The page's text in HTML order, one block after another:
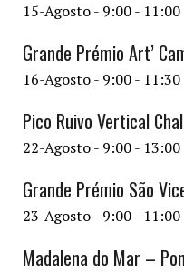
15-Agosto - 9:00- 11:00
Grande Prémio Art’
16-Agosto - 9:00- 11:30
Pico Ruivo Vertical
22-Agosto - 9:00- 13:00
Grande Prémio São
23-Agosto - 9:00- 11:00
Madalena do Mar –